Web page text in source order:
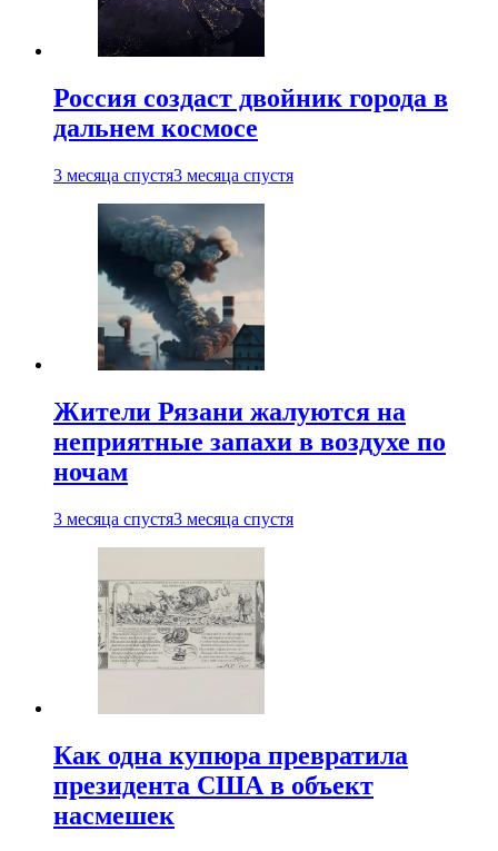
Россия создаст двойник города в
дальнем космосе
3 месяца спустя3 месяца спустя
Жители Рязани жалуются на
неприятные запахи в воздухе по
ночам
3 месяца спустя3 месяца спустя
Как одна купюра превратила
президента США в объект
насмешек